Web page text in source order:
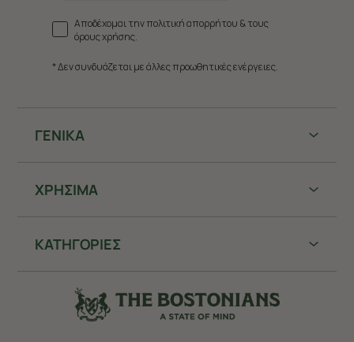
ΓΕΝΙΚΑ
ΧΡHΣΙΜΑ
ΚΑΤΗΓΟΡΙΕΣ
Αποδέχομαι την πολιτική απορρήτου & τους
όρους χρήσης.
* Δεν συνδυάζεται με άλλες προωθητικές ενέργειες.